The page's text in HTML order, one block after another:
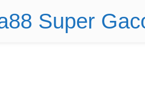
Super